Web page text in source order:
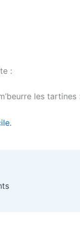
:
les tartines